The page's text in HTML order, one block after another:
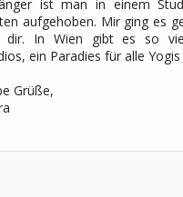
ist man in einem
aufgehoben. Mir ging es
dir. In Wien gibt es so
ein Paradies für alle Yogis
Grüße,